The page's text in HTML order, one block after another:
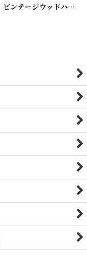
[20200425-8] ビンテージウッドハンガー